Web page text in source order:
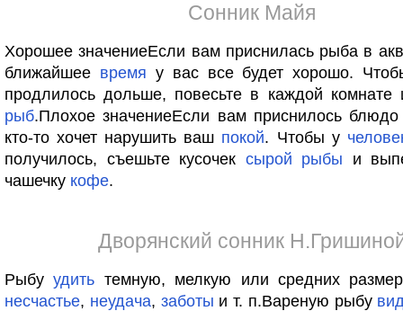
Сонник Майя
Хорошее значениеЕсли вам приснилась рыба в
ближайшее время у вас все будет хорошо.
продлилось дольше, повесьте в каждой комнате
рыб.Плохое значениеЕсли вам приснилось
кто-то хочет нарушить ваш покой. Чтобы у
получилось, съешьте кусочек сырой рыбы и
чашечку кофе.
Дворянский сонник
Рыбуудить темную, мелкую или средних
несчастье, неудача, заботы и т. п.Вареную рыбу